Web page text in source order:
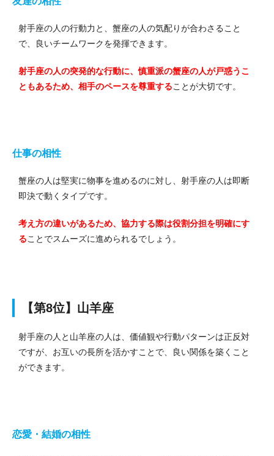
射手座の人の行動力と、蟹座の人の気配りが合わさること
で、良いチームワークを発揮できます。
射手座の人の突発的な行動に、慎重派の蟹座の人が戸惑うこ
ともあるため、相手のペースを尊重することが大切です。
仕事の相性
蟹座の人は堅実に物事を進めるのに対し、射手座の人は即断
即決で動くタイプです。
考え方の違いがあるため、協力する際は役割分担を明確にす
ることでスムーズに進められるでしょう。
【第8位】山羊座
射手座の人と山羊座の人は、価値観や行動パターンは正反対
ですが、お互いの長所を活かすことで、良い関係を築くこと
ができます。
恋愛・結婚の相性